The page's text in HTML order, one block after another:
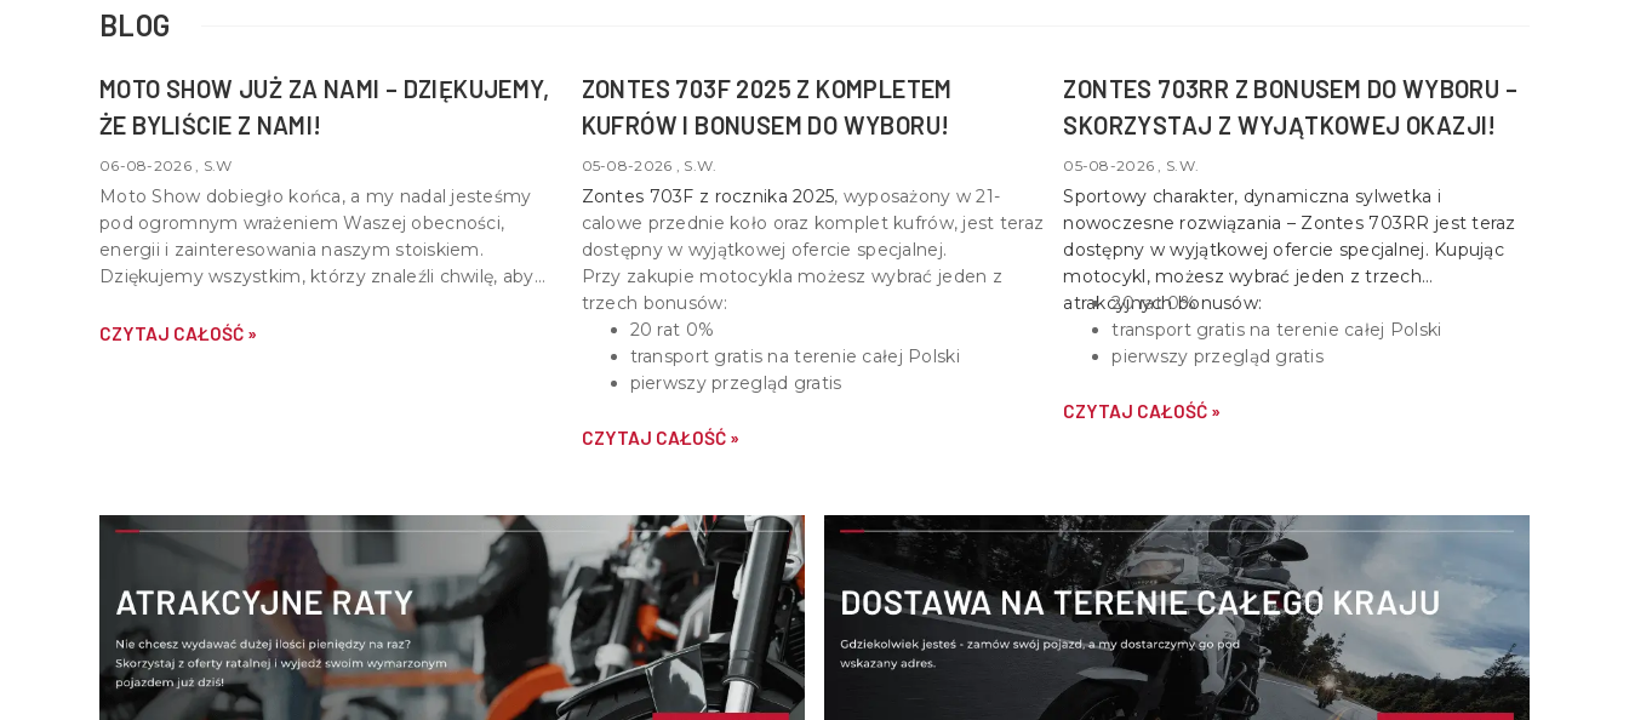
BLOG
MOTO SHOW JUŻ ZA NAMI – DZIĘKUJEMY,
ŻE BYLIŚCIE Z NAMI!
06-08-2026 , S.W
Moto Show dobiegło końca, a my nadal jesteśmy
pod ogromnym wrażeniem Waszej obecności,
energii i zainteresowania naszym stoiskiem.
Dziękujemy wszystkim, którzy znaleźli chwilę, aby
quadach i wspólnej pasji do motoryzacji.
CZYTAJ CAŁOŚĆ »
ZONTES 703F 2025 Z KOMPLETEM
KUFRÓW I BONUSEM DO WYBORU!
05-08-2026 , S.W.
Zontes 703F z rocznika 2025, wyposażony w21-
calowe przednie koło oraz komplet kufrów, jest teraz
dostępny w wyjątkowej ofercie specjalnej.
Przy zakupie motocykla możesz wybrać jeden z
trzech bonusów:
20 rat 0%
transport gratis na terenie całej Polski
pierwszy przegląd gratis
CZYTAJ CAŁOŚĆ »
ZONTES 703RR Z BONUSEM DO WYBORU –
SKORZYSTAJ Z WYJĄTKOWEJ OKAZJI!
05-08-2026 , S.W.
Sportowy charakter, dynamiczna sylwetka i
nowoczesne rozwiązania – Zontes 703RR jest teraz
dostępny w wyjątkowej ofercie specjalnej. Kupując
motocykl, możesz wybrać jeden z trzech
atrakcyjnych bonusów:
20 rat 0%
transport gratis na terenie całej Polski
pierwszy przegląd gratis
CZYTAJ CAŁOŚĆ »